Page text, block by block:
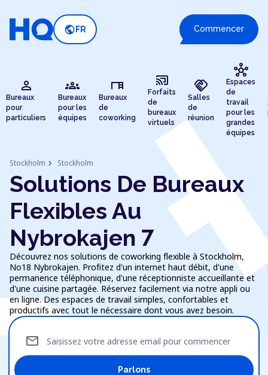
public FR Commencer
person
Bureaux
pour
particuliers
groups
Bureaux
pour les
équipes
desk
Bureaux
de
coworking
cast_connected
Forfaits
de
bureaux
virtuels
handshake
Salles
de
réunion
hub
Espaces
de
travail
pour les
grandes
équipes
Stockholm chevron_right Stockholm
Solutions De Bureaux
Flexibles Au
Nybrokajen 7
Découvrez nos solutions de coworking flexible à Stockholm,
No18 Nybrokajen. Profitez d'un internet haut débit, d'une
permanence téléphonique, d'une réceptionniste accueillante et
d'une cuisine partagée. Réservez facilement via notre appli ou
en ligne. Des espaces de travail simples, confortables et
productifs avec tout le nécessaire dont vous avez besoin.
Saisissez votre adresse email pour commencer
mail
Parlons